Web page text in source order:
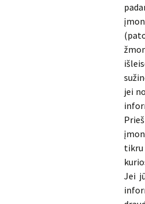
jei
tikru
Jei